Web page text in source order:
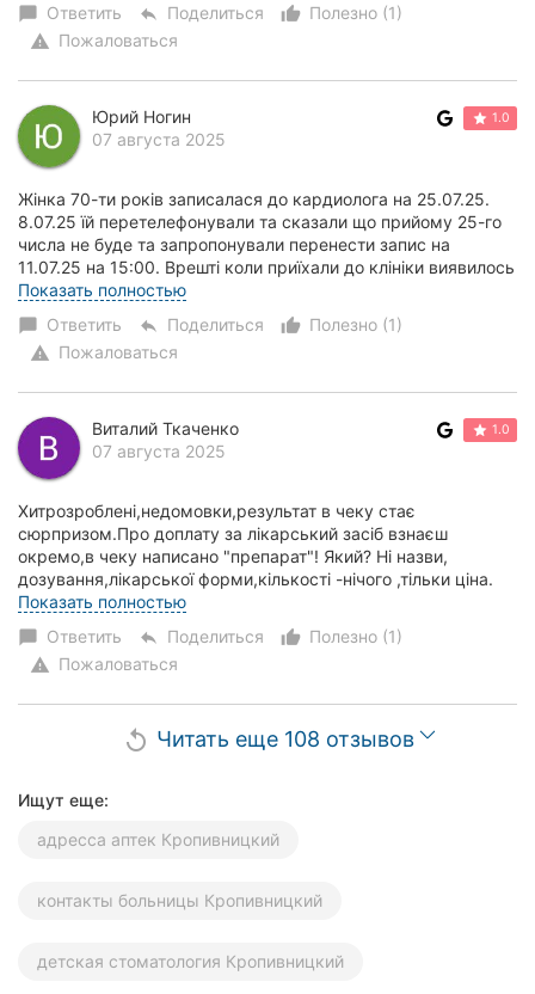
chat_bubble Ответить reply Поделиться thumb_up_alt
Полезно (1)
warning Пожаловаться
Юрий Ногин
07 августа 2025
1.0
Жінка 70-ти років записалася до кардиолога на 25.07.25.
8.07.25 їй перетелефонували та сказали що прийому 25-го
числа не буде та запропонували перенести запис на
11.07.25 на 15:00. Врешті коли приїхали до клініки виявилось
що обидва рази записи відсу...
Показать полностью
chat_bubble Ответить reply Поделиться thumb_up_alt
Полезно (1)
warning Пожаловаться
Виталий Ткаченко
07 августа 2025
1.0
Хитрозроблені,недомовки,результат в чеку стає
сюрпризом.Про доплату за лікарський засіб взнаєш
окремо,в чеку написано "препарат"! Який? Ні назви,
дозування,лікарської форми,кількості -нічого ,тільки ціна.
.Треба ще звернутись до Держлікслужби області...
Показать полностью
chat_bubble Ответить reply Поделиться thumb_up_alt
Полезно (1)
warning Пожаловаться
replay Читать еще 108 отзывов
Ищут еще:
адресса аптек Кропивницкий
контакты больницы Кропивницкий
детская стоматология Кропивницкий